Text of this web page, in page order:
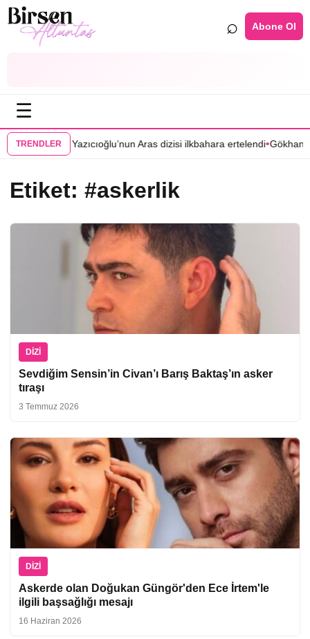
⌕ Abone Ol
☰
TRENDLER
•Mert Yazıcıoğlu’nun Aras dizisi ilkbahara ertelendi•Gökhan
Etiket: #askerlik
DIZI
Sevdiğim Sensin’in Civan’ı Barış Baktaş’ın asker
tıraşı
3 Temmuz 2026
DIZI
Askerde olan Doğukan Güngör'den Ece İrtem'le
ilgili başsağlığı mesajı
16 Haziran 2026